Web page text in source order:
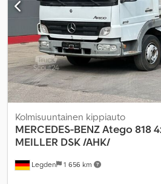
Legden 1 656 km
Kolmisuuntainen kippiauto
MERCEDES-BENZAtego 818
MEILLER DSK /AHK/